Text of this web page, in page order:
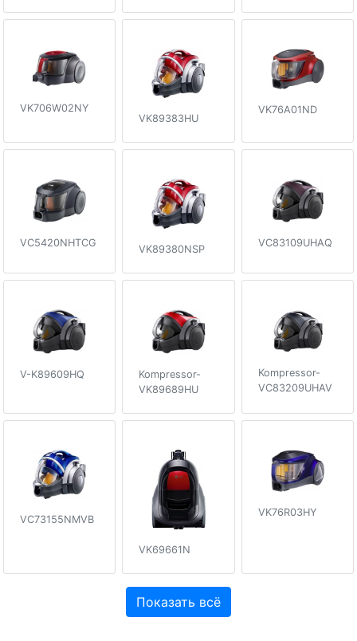
VK706W02NY
VK89383HU
VK76A01ND
VC5420NHTCG
VK89380NSP
VC83109UHAQ
V-K89609HQ
Kompressor-
VK89689HU
Kompressor-
VC83209UHAV
VC73155NMVB
VK69661N
VK76R03HY
Показать всё